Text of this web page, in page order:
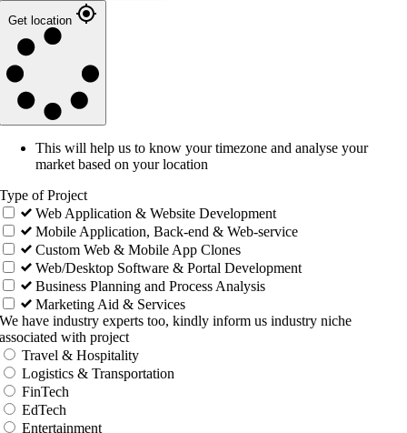
Get location
This will help us to know your timezone and analyse your
market based on your location
Type of Project
Web Application & Website Development
Mobile Application, Back-end & Web-service
Custom Web & Mobile App Clones
Web/Desktop Software & Portal Development
Business Planning and Process Analysis
Marketing Aid & Services
We have industry experts too, kindly inform us industry niche
associated with project
Travel & Hospitality
Logistics & Transportation
FinTech
EdTech
Entertainment